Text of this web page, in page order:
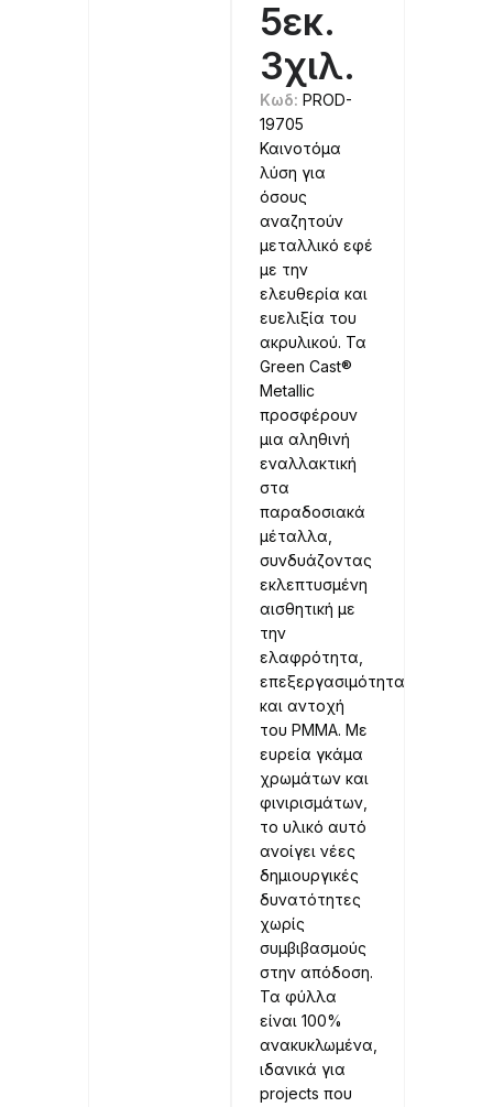
5εκ.
3χιλ.
Κωδ:PROD-
19705
Καινοτόμα
λύση για
όσους
αναζητούν
μεταλλικό εφέ
με την
ελευθερία και
ευελιξία του
ακρυλικού. Τα
Green Cast®
Metallic
προσφέρουν
μια αληθινή
εναλλακτική
στα
παραδοσιακά
μέταλλα,
συνδυάζοντας
εκλεπτυσμένη
αισθητική με
την
ελαφρότητα,
επεξεργασιμότητα
και αντοχή
του PMMA. Με
ευρεία γκάμα
χρωμάτων και
φινιρισμάτων,
το υλικό αυτό
ανοίγει νέες
δημιουργικές
δυνατότητες
χωρίς
συμβιβασμούς
στην απόδοση.
Τα φύλλα
είναι 100%
ανακυκλωμένα,
ιδανικά για
projects που